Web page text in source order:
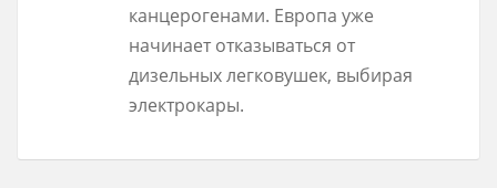
канцерогенами. Европа уже
начинает отказываться от
дизельных легковушек, выбирая
электрокары.